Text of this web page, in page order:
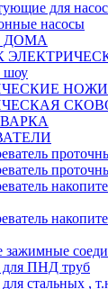
для
насосы
ДОМА
шоу
НОЖИ
зажимные
ПНД труб
стальных ,